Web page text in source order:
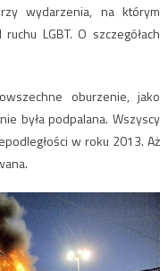
wydarzenia, na którym
LGBT. O szczegółach
oburzenie, jako
była podpalana. Wszyscy
w roku 2013. Aż